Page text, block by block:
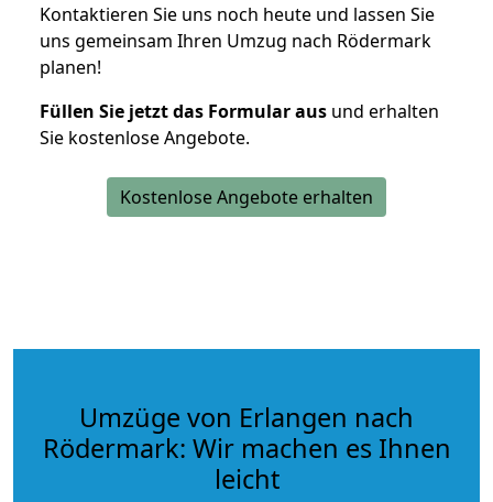
Kontaktieren Sie uns noch heute und lassen Sie
uns gemeinsam Ihren Umzug nach Rödermark
planen!
Füllen Sie jetzt das Formular aus und erhalten
Sie kostenlose Angebote.
Kostenlose Angebote erhalten
Umzüge von Erlangen nach
Rödermark: Wir machen es Ihnen
leicht